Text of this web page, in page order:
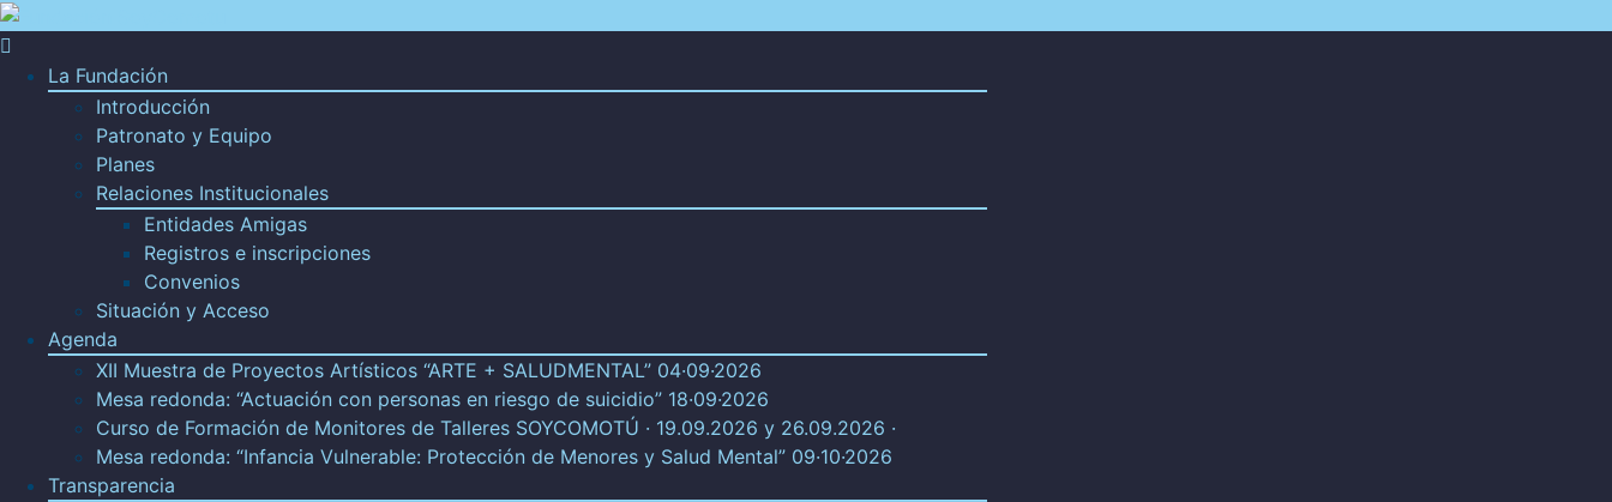
La Fundación
Introducción
Patronato y Equipo
Planes
Relaciones Institucionales
Entidades Amigas
Registros e inscripciones
Convenios
Situación y Acceso
Agenda
XII Muestra de Proyectos Artísticos “ARTE + SALUDMENTAL” 04·09·2026
Mesa redonda: “Actuación con personas en riesgo de suicidio” 18·09·2026
Curso de Formación de Monitores de Talleres SOYCOMOTÚ · 19.09.2026 y 26.09.2026 ·
Mesa redonda: “Infancia Vulnerable: Protección de Menores y Salud Mental” 09·10·2026
Transparencia